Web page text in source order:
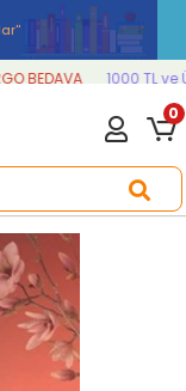
BEDAVA
1000 TL ve
0